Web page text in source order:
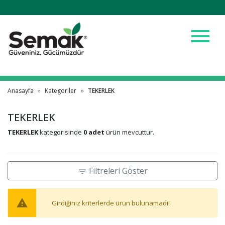
menu
Anasayfa Kategoriler TEKERLEK
TEKERLEK
TEKERLEKkategorisinde 0 adet ürün mevcuttur.
filter_list Filtreleri Göster
warning Girdiğiniz kriterlerde ürün bulunamadı!